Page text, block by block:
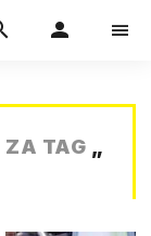
ZA TAG „